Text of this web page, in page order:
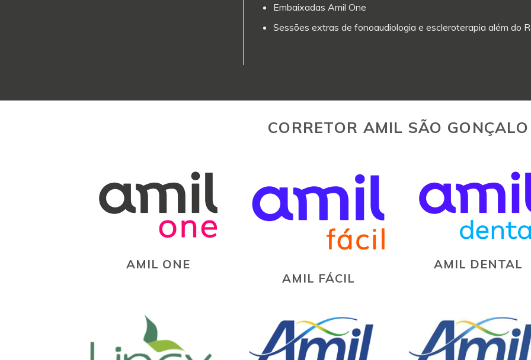
Embaixadas Amil One
Sessões extras de fonoaudiologia e escleroterapia além do
CORRETOR AMIL SÃO GONÇALO
AMIL ONE
AMIL FÁCIL
AMIL DENTAL